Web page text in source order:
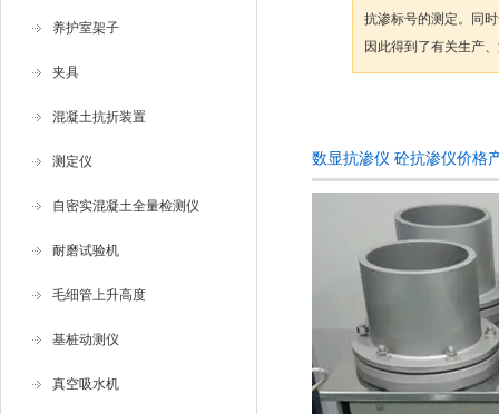
养护室架子
夹具
混凝土抗折装置
测定仪
自密实混凝土全量检测仪
耐磨试验机
毛细管上升高度
基桩动测仪
真空吸水机
抗渗标号的测定。同
因此得到了有关生产
数显抗渗仪 砼抗渗仪价格